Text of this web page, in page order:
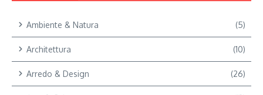
Ambiente & Natura (5)
Architettura (10)
Arredo & Design (26)